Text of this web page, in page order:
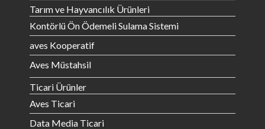
Tarım ve Hayvancılık Ürünleri
Kontörlü Ön Ödemeli Sulama Sistemi
aves Kooperatif
Aves Müstahsil
Ticari Ürünler
Aves Ticari
Data Media Ticari